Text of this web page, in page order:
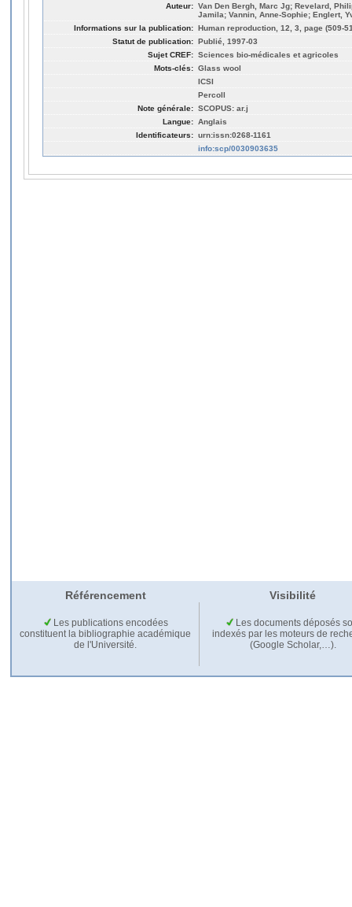
Auteur: Van Den Bergh, Marc Jg; Revelard,
Jamila; Vannin, Anne-Sophie; Englert,
Informations sur la publication: Human reproduction, 12, 3, page (509-
Statut de publication: Publié, 1997-03
Sujet CREF: Sciences bio-médicales et agricoles
Mots-clés: Glass wool
ICSI
Percoll
Note générale: SCOPUS: ar.j
Langue: Anglais
Identificateurs: urn:issn:0268-1161
info:scp/0030903635
Référencement Visibilité
Les publications encodées
constituent la bibliographie académique
de l'Université.
Les documents déposés
indexés par les moteurs de
(Google Scholar,…).